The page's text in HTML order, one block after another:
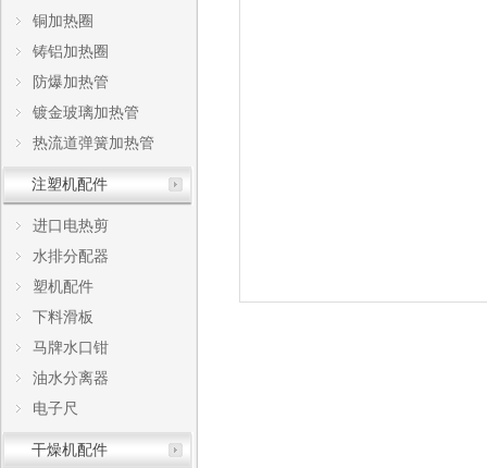
铜加热圈
铸铝加热圈
防爆加热管
镀金玻璃加热管
热流道弹簧加热管
注塑机配件
进口电热剪
水排分配器
塑机配件
下料滑板
马牌水口钳
油水分离器
电子尺
干燥机配件